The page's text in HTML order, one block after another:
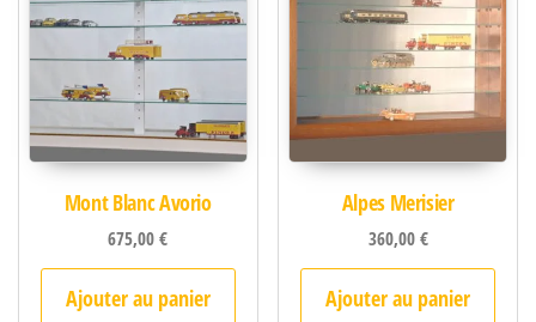
Mont Blanc Avorio
675,00€
Ajouter au panier
Alpes Merisier
360,00€
Ajouter au panier